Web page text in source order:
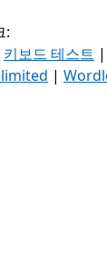
:
키보드 테스트 |
|